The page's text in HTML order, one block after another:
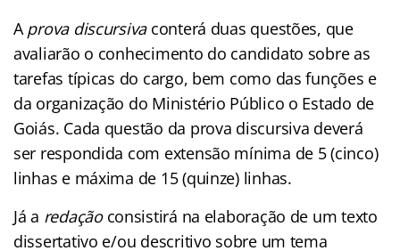
Aprova discursivaconterá duas questões, que
avaliarão o conhecimento do candidato sobre as
tarefas típicas do cargo, bem como das funções e
da organização do Ministério Público o Estado de
Goiás. Cada questão da prova discursiva deverá
ser respondida com extensão mínima de 5 (cinco)
linhas e máxima de 15 (quinze) linhas.
Já a redaçãoconsistirá na elaboração de um texto
dissertativo e/ou descritivo sobre um tema